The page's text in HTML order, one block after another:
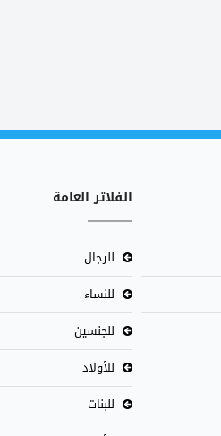
الفلاتر العامة
للرجال
للنساء
للجنسين
للأولاد
للبنات